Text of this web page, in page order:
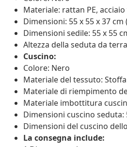
Materiale: rattan PE,
Dimensioni: 55 x 55 x 37 cm
Dimensioni sedile: 55 x 55
Altezza della seduta da
Cuscino:
Colore: Nero
Materiale del tessuto:
Materiale di riempimento
Materiale imbottitura
Dimensioni cuscino seduta:
Dimensioni del cuscino
La consegna include: